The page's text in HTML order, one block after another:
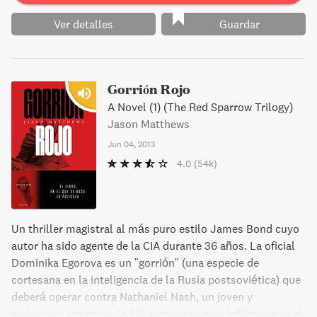
Ver detalles Guardar
Gorrión Rojo
A Novel (1) (The Red Sparrow Trilogy)
Jason Matthews
Jun 04, 2013
4.0 (54k)
Un thriller magistral al más puro estilo James Bond cuyo
autor ha sido agente de la CIA durante 36 años. La oficial
Dominika Egorova es un "gorrión" (una especie de
cortesana en la inteligencia de la Rusia postsoviética) que
deberá operar contra Nathaniel Nash, un joven y